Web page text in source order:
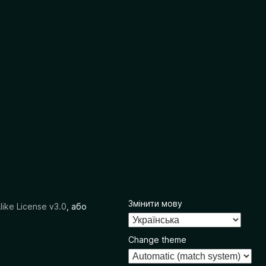
License v3.0 , або Змінити мову
Change theme